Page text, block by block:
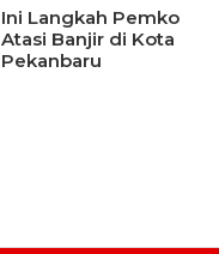
Ini Langkah Pemko
Atasi Banjir di Kota
Pekanbaru